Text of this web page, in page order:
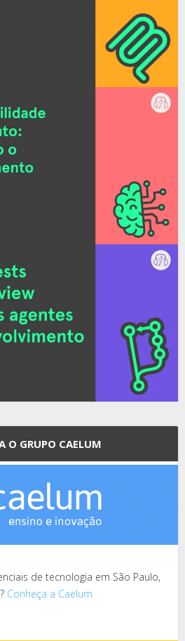
O GRUPO CAELUM
de tecnologia em São Paulo,
Conheça a Caelum